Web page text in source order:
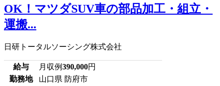
OK！マツダSUV車の部品加工・組立・
運搬...
日研トータルソーシング株式会社
給与 月収例390,000円
勤務地
山口県 防府市